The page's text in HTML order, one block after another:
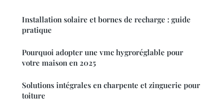
Installation solaire et bornes de recharge : guide
pratique
Pourquoi adopter une vmc hygroréglable pour
votre maison en 2025
Solutions intégrales en charpente et zinguerie pour
toiture